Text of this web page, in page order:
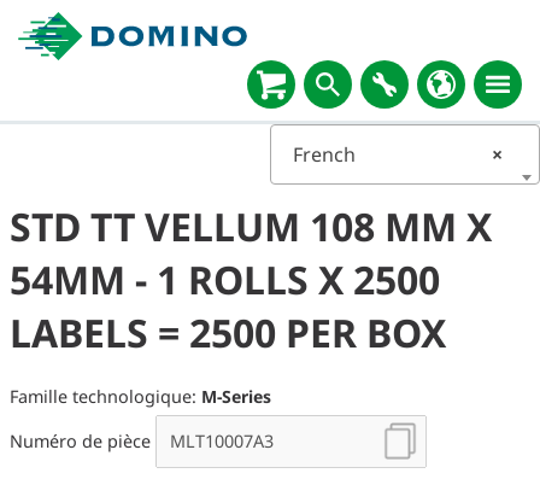
×
French
STD TT VELLUM 108 MM X
54MM - 1 ROLLS X 2500
LABELS = 2500 PER BOX
Famille technologique: M-Series
Numéro de pièce